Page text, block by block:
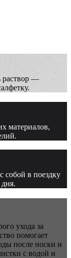
раствор —
материалов,
собой в поездку
ухода за
помогает
после носки и
с водой и